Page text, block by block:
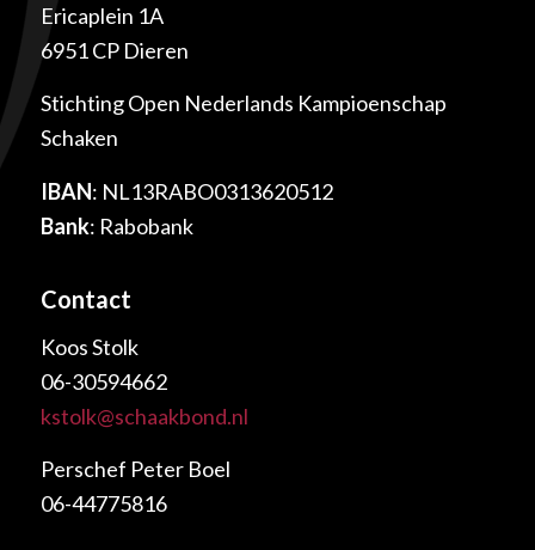
Ericaplein 1A
6951 CP Dieren
Stichting Open Nederlands Kampioenschap
Schaken
IBAN: NL13RABO0313620512
Bank: Rabobank
Contact
Koos Stolk
06-30594662
kstolk@schaakbond.nl
Perschef Peter Boel
06-44775816